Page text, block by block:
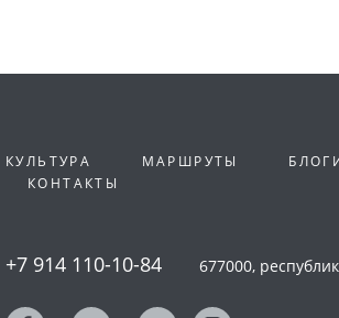
КУЛЬТУРА МАРШРУТЫ
КОНТАКТЫ
+7 914 110-10-84 677000,